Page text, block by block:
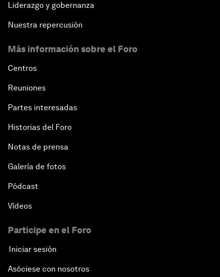
Liderazgo y gobernanza
Nuestra repercusión
Más información sobre el Foro
Centros
Reuniones
Partes interesadas
Historias del Foro
Notas de prensa
Galería de fotos
Pódcast
Vídeos
Participe en el Foro
Iniciar sesión
Asóciese con nosotros